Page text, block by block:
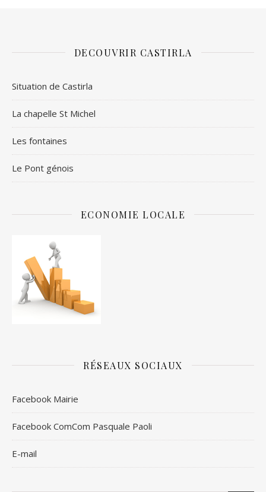
DECOUVRIR CASTIRLA
Situation de Castirla
La chapelle St Michel
Les fontaines
Le Pont génois
ECONOMIE LOCALE
RÉSEAUX SOCIAUX
Facebook Mairie
Facebook ComCom Pasquale Paoli
E-mail